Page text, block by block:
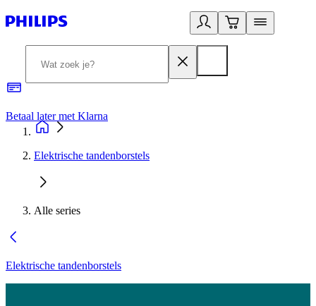
Betaal later met Klarna
Elektrische tandenborstels
Alle series
Elektrische tandenborstels